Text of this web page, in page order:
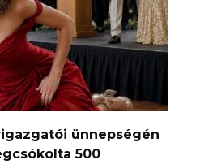
ünnepségén
500